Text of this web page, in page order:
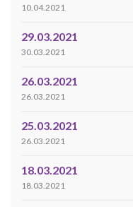
10.04.2021
29.03.2021
30.03.2021
26.03.2021
26.03.2021
25.03.2021
26.03.2021
18.03.2021
18.03.2021